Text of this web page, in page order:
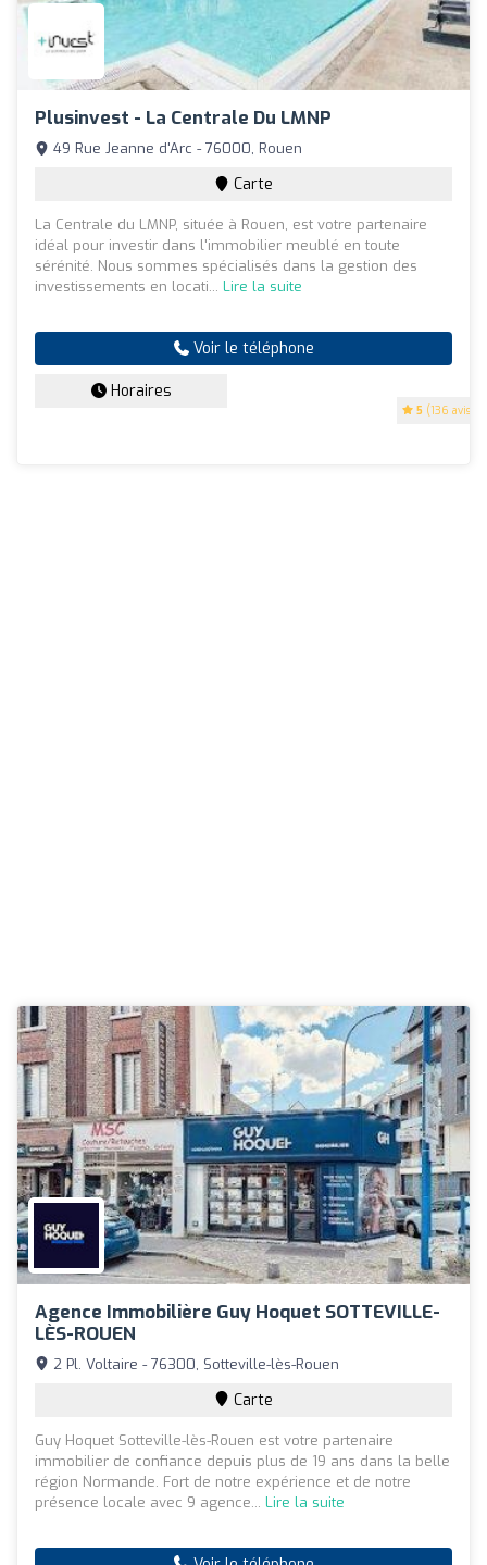
Plusinvest - La Centrale Du LMNP
5 (136 avis)
49 Rue Jeanne d'Arc - 76000, Rouen
Carte
La Centrale du LMNP, située à Rouen, est votre partenaire
idéal pour investir dans l'immobilier meublé en toute
sérénité. Nous sommes spécialisés dans la gestion des
investissements en locati... Lire la suite
Voir le téléphone
Horaires
Agence Immobilière Guy Hoquet SOTTEVILLE-
LÈS-ROUEN
2 Pl. Voltaire - 76300, Sotteville-lès-Rouen
Carte
Guy Hoquet Sotteville-lès-Rouen est votre partenaire
immobilier de confiance depuis plus de 19 ans dans la belle
région Normande. Fort de notre expérience et de notre
présence locale avec 9 agence... Lire la suite